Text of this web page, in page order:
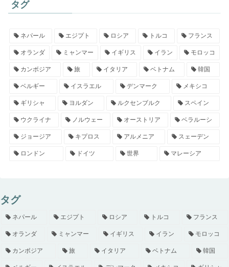
タグ
ネパール エジプト ロシア トルコ フランス
オランダ ミャンマー イギリス イラン モロッコ
カンボジア 旅 イタリア ベトナム 韓国
ベルギー イスラエル デンマーク メキシコ
ギリシャ ヨルダン ルクセンブルク スペイン
ウクライナ ノルウェー オーストリア ベラルーシ
ジョージア キプロス アルメニア スェーデン
ロンドン ドイツ 世界 マレーシア
タグ
ネパール エジプト ロシア トルコ フランス
オランダ ミャンマー イギリス イラン モロッコ
カンボジア 旅 イタリア ベトナム 韓国